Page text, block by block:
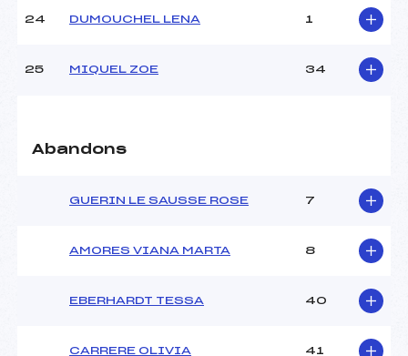
24 DUMOUCHEL LENA 1
25 MIQUEL ZOE 34
Abandons
GUERIN LE SAUSSE ROSE 7
AMORES VIANA MARTA 8
EBERHARDT TESSA 40
CARRERE OLIVIA 41